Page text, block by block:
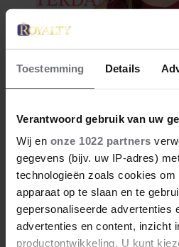
Toestemming Details
Verantwoord gebruik van uw
Wij en onze 1022 partners
gegevens (bijv. uw IP-adres)
technologieën zoals cookies om
apparaat op te slaan en te
gepersonaliseerde advertenties
advertenties en content, inzicht
productontwikkeling. U kunt